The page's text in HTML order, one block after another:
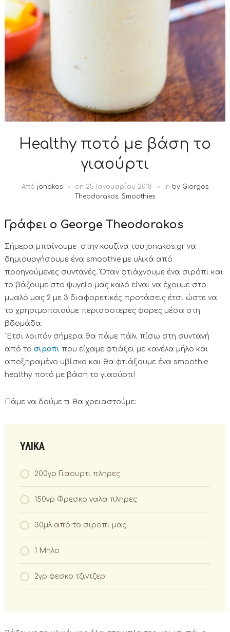
Healthy ποτό με βάση το
γιαούρτι
Από jonakos on 25 Ιανουαρίου 2018 in by Giorgos
Theodorakos, Smoothies
Γράφει ο George Theodorakos
Σήμερα μπαίνουμε στην κουζίνα του jonakos.gr να
δημιουργήσουμε ένα smoothie με υλικά από
προηγούμενες συνταγές. Όταν φτιάχνουμε ένα σιρόπι και
το βάζουμε στο ψυγείο μας καλό είναι να έχουμε στο
μυαλό μας 2 με 3 διαφορετικές προτάσεις έτσι ώστε να
το χρησιμοποιούμε περισσοτερες φορες μέσα στη
βδομάδα.
´Ετσι λοιπόν σήμερα θα πάμε πάλι πίσω στη συνταγή
από το σιροπι που είχαμε φτιάξει με κανέλα μήλο και
αποξηραμένο υβίσκο και θα φτιάξουμε ένα smoothie
healthy ποτό με βάση το γιαούρτι!
Πάμε να δούμε τι θα χρειαστούμε:
ΥΛΙΚΑ
200γρ Γιαουρτι πληρες
150γρ Φρεσκο γαλα πληρες
30μλ από το σιροπι μας
1 Μηλο
2γρ φεσκο τζιντζερ